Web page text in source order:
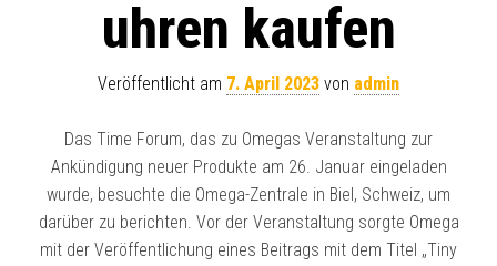
uhren kaufen
Veröffentlicht am 7. April 2023 von admin
Das Time Forum, das zu Omegas Veranstaltung zur
Ankündigung neuer Produkte am 26. Januar eingeladen
wurde, besuchte die Omega-Zentrale in Biel, Schweiz, um
darüber zu berichten. Vor der Veranstaltung sorgte Omega
mit der Veröffentlichung eines Beitrags mit dem Titel „Tiny